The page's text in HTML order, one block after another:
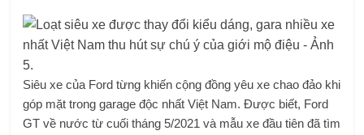
Siêu xe của Ford từng khiến cộng đồng yêu xe chao đảo khi
góp mặt trong garage độc ​​nhất Việt Nam. Được biết, Ford
GT về nước từ cuối tháng 5/2021 và mẫu xe đầu tiên đã tìm